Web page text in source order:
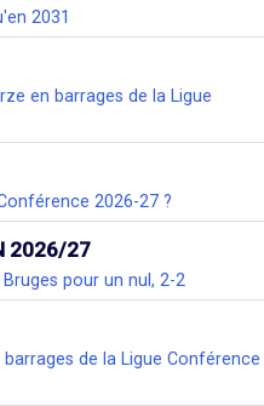
2031
en barrages de la Ligue
2026-27 ?
2026/27
pour un nul, 2-2
de la Ligue Conférence